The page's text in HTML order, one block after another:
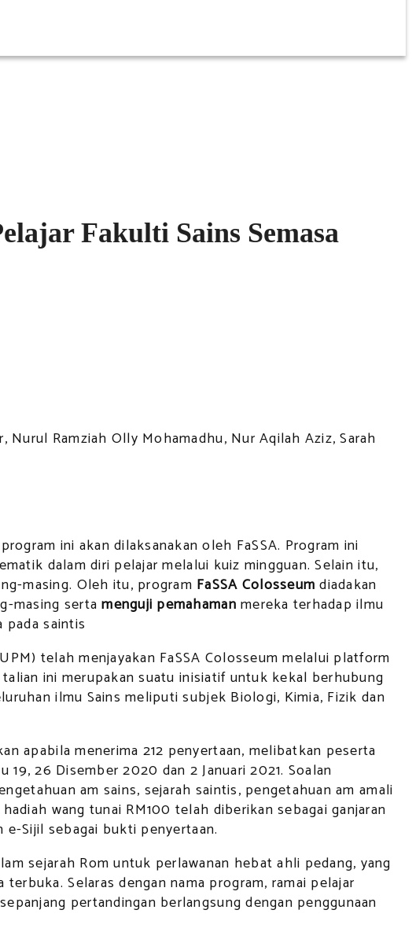
Fakulti Sains Semasa
Ramziah Olly Mohamadhu, Nur Aqilah Aziz, Sarah
ini akan dilaksanakan oleh FaSSA. Program ini
dalam diri pelajar melalui kuiz mingguan. Selain itu,
masing. Oleh itu, program FaSSA Colosseum diadakan
masing sertamenguji pemahaman mereka terhadap ilmu
pada saintis
telah menjayakan FaSSA Colosseum melalui platform
ini merupakan suatu inisiatif untuk kekal berhubung
ilmu Sains meliputi subjek Biologi, Kimia, Fizik dan
apabila menerima 212 penyertaan, melibatkan peserta
26 Disember 2020 dan 2 Januari 2021. Soalan
am sains, sejarah saintis, pengetahuan am amali
wang tunai RM100 telah diberikan sebagai ganjaran
Sijil sebagai bukti penyertaan.
sejarah Rom untuk perlawanan hebat ahli pedang, yang
Selaras dengan nama program, ramai pelajar
pertandingan berlangsung dengan penggunaan